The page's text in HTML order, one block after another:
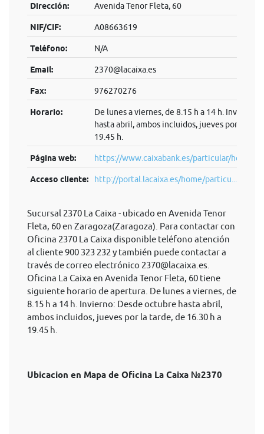
Dirección: Avenida Tenor Fleta, 60
NIF/CIF: A08663619
Teléfono: N/A
Email: 2370@lacaixa.es
Fax: 976270276
Horario:
De lunes a viernes, de 8.15 h a 14 h. Invierno:
hasta abril, ambos incluidos, jueves por la
19.45 h.
Página web: https://www.caixabank.es/particular/home/
Acceso cliente: http://portal.lacaixa.es/home/particu...
Sucursal 2370 La Caixa - ubicado en Avenida Tenor
Fleta, 60 en Zaragoza(Zaragoza). Para contactar con
Oficina 2370 La Caixa disponible teléfono atención
al cliente 900 323 232 y también puede contactar a
través de correo electrónico 2370@lacaixa.es
Oficina La Caixa en Avenida Tenor Fleta, 60 tiene
siguiente horario de apertura. De lunes a viernes, de
8.15 h a 14 h. Invierno: Desde octubre hasta abril,
ambos incluidos, jueves por la tarde, de 16.30 h a
19.45 h.
Ubicacion en Mapa de Oficina La Caixa №2370